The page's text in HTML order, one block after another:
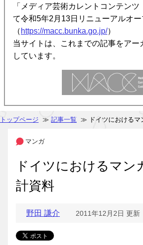
「メディア芸術カレントコンテン
て令和5年2月13日リニューアルオー
（ https://macc.bunka.go.jp/）
当サイトは、これまでの記事をアー
しています。
トップページ ≫ 記事一覧 ≫ ドイツにおけるマ
マンガ
ドイツにおけるマン
計資料
野田 謙介 2011年12月2日 更新